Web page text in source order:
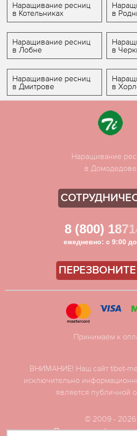
Наращивание ресниц
в Котельниках
в
Наращивание ресниц
в Лобне
в
Наращивание ресниц
в Дмитрове
в
Наращивание
в Домодедове
8 (800)
ежедневно: с 9:00
ВНИМАНИЕ! Наш сайт tibet-
исключительно
является публичной
© 2009 - 2026
Политика
Принимаем к